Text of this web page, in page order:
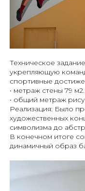
Техническое
укрепляющую
спортивные
• метраж стены 79 м2.
• общий метраж
Реализация: Было
художественных
символизма до
В конечном итоге
динамичный образ